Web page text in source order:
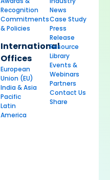
Recognition
Commitments
& Policies
International
Offices
European
Union (EU)
India & Asia
Pacific
Latin
America
News
Case Study
Press
Release
Resource
Library
Events &
Webinars
Partners
Contact Us
Share